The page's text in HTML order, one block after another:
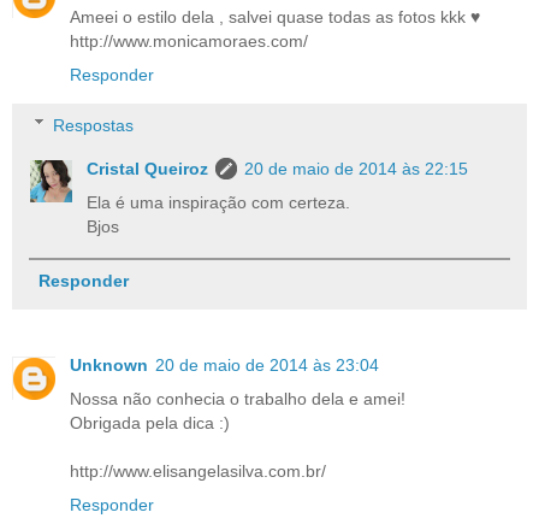
Ameei o estilo dela , salvei quase todas as fotos kkk ♥
http://www.monicamoraes.com/
Responder
Respostas
Cristal Queiroz
20 de maio de 2014 às 22:15
Ela é uma inspiração com certeza.
Bjos
Responder
Unknown 20 de maio de 2014 às 23:04
Nossa não conhecia o trabalho dela e amei!
Obrigada pela dica :)
http://www.elisangelasilva.com.br/
Responder